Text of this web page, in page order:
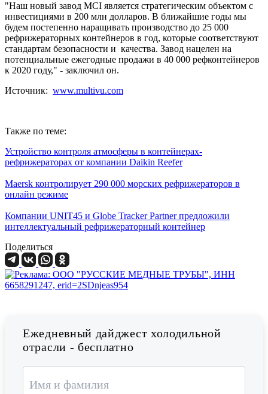
"Наш новый завод MCI является стратегическим объектом с
инвестициями в 200 млн долларов. В ближайшие годы мы
будем постепенно наращивать производство до 25 000
рефрижераторных контейнеров в год, которые соответствуют
стандартам безопасности и качества. Завод нацелен на
потенциальные ежегодные продажи в 40 000 рефконтейнеров
к 2020 году," - заключил он.
Источник: www.multivu.com
Также по теме:
Устройство контроля атмосферы в контейнерах-
рефрижераторах от компании Daikin Reefer
Maersk контролирует 290 000 морских рефрижераторов в
онлайн режиме
Компании UNIT45 и Globe Tracker Partner предложили
интеллектуальный рефрижераторный контейнер
Поделиться
Ежедневный дайджест холодильной
отрасли - бесплатно